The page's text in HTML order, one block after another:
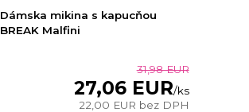
Dámska mikina s kapucňou
BREAK Malfini
31,98 EUR
27,06 EUR/ks
22,00 EUR bez DPH